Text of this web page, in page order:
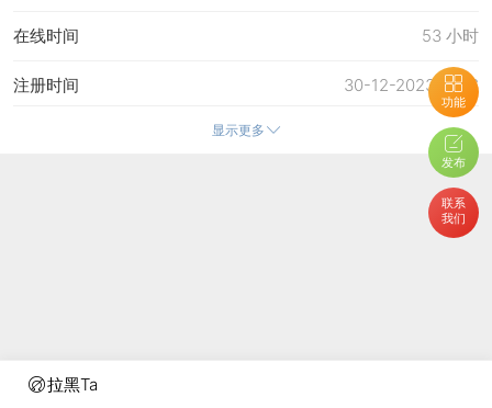
拉黑Ta
功能
发布
联系
我们
53 小时
在线时间
30-12-2023 16:16
注册时间
19-6-2026 12:19
19-6-2026 12:19
19-6-2026 12:24
显示更多